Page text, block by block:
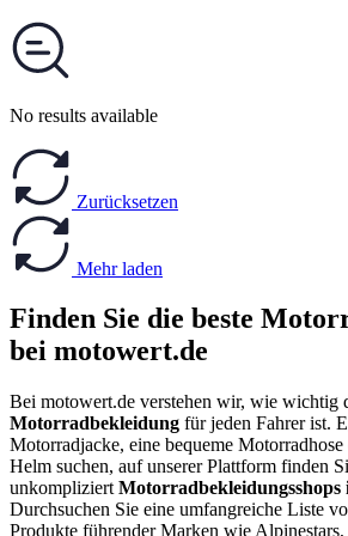
No results available
Zurücksetzen
Mehr laden
Finden Sie die beste
bei motowert.de
Bei motowert.de verstehen wir, wie wichtig
Motorradbekleidung für jeden Fahrer ist.
Motorradjacke, eine bequeme Motorradhose
Helm suchen, auf unserer Plattform finden
unkompliziert
Durchsuchen Sie eine umfangreiche Liste
Produkte führender Marken wie